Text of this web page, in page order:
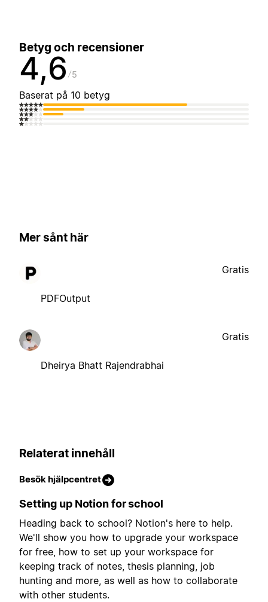
Betyg och recensioner
4,6 5
Baserat på 10 betyg
Mer sånt här
PDFOutput
Gratis
Dheirya Bhatt Rajendrabhai
Gratis
Relaterat innehåll
Besök hjälpcentret
Setting up Notion for school
Heading back to school? Notion's here to help.
We'll show you how to upgrade your workspace
for free, how to set up your workspace for
keeping track of notes, thesis planning, job
hunting and more, as well as how to collaborate
with other students.